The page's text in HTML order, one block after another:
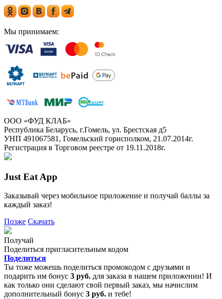
Мы принимаем:
ООО «ФУД КЛАБ»
Республика Беларусь, г.Гомель, ул. Брестская д5
УНП 491067581, Гомельский горисполком, 21.07.2014г.
Регистрация в Торговом реестре от 19.11.2018г.
Just Eat App
Заказывай через мобильное приложение и получай баллы за
каждый заказ!
Позже Скачать
Получай
Поделиться пригласительным кодом
Поделиться
Ты тоже можешь поделиться промокодом с друзьями и
подарить им бонус 3 руб. для заказа в нашем приложении! И
как только они сделают свой первый заказ, мы начислим
дополнительный бонус 3 руб. и тебе!